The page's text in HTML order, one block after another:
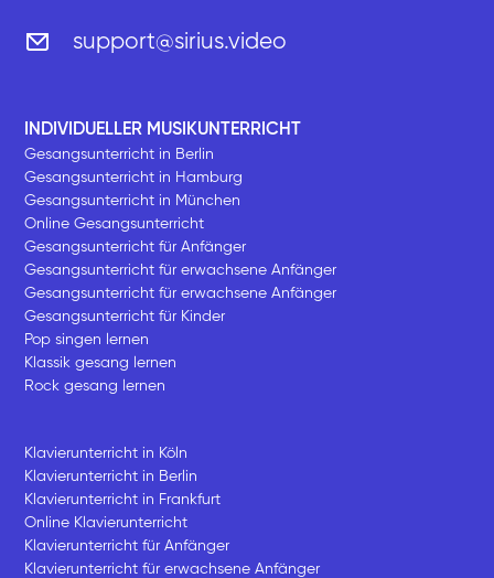
support@sirius.video
INDIVIDUELLER MUSIKUNTERRICHT
Gesangsunterricht in Berlin
Gesangsunterricht in Hamburg
Gesangsunterricht in München
Online Gesangsunterricht
Gesangsunterricht für Anfänger
Gesangsunterricht für erwachsene Anfänger
Gesangsunterricht für erwachsene Anfänger
Gesangsunterricht für Kinder
Pop singen lernen
Klassik gesang lernen
Rock gesang lernen
Klavierunterricht in Köln
Klavierunterricht in Berlin
Klavierunterricht in Frankfurt
Online Klavierunterricht
Klavierunterricht für Anfänger
Klavierunterricht für erwachsene Anfänger